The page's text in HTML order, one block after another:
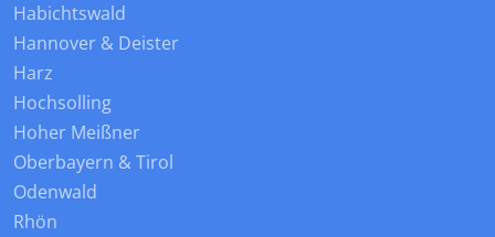
Habichtswald
Hannover & Deister
Harz
Hochsolling
Hoher Meißner
Oberbayern & Tirol
Odenwald
Rhön